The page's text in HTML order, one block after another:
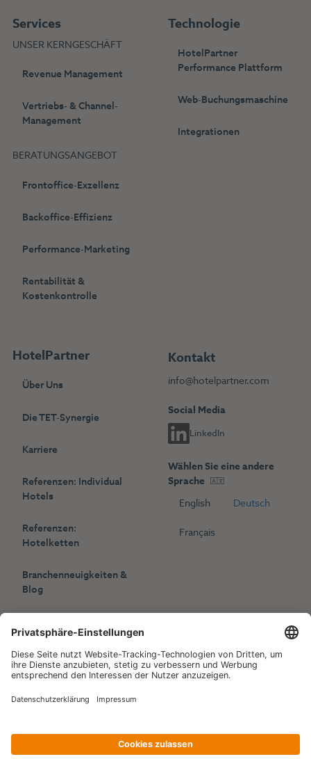
Services
UNSER KERNGESCHÄFT
Revenue Management
Vertriebs- & Channel-
Management
BERATUNGSANGEBOT
Frontoffice-Exzellenz
Backoffice-Effizienz
Performance-Marketing
Rentabilität &
Kostenkontrolle
Technologie
HotelPartner
Performance Plattform
Web-Buchungsmaschine
Integrationen
HotelPartner
Über Uns
Die TET-Synergie
Karriere
Referenzen: Individual
Hotels
Referenzen:
Hotelketten
Branchenneuigkeiten &
Blog
Veranstaltungen
Kontakt
info@hotelpartner.com
Social Media
LinkedIn
Wählen Sie eine andere
Sprache
English
Deutsch
Français
Copyright © 2006-2026 Hotelpartner Management AG |